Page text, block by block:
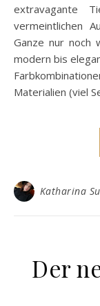
extravagante
vermeintlichen
Ganze nur noch
modern bis
Materialien (viel
Katharina
Der